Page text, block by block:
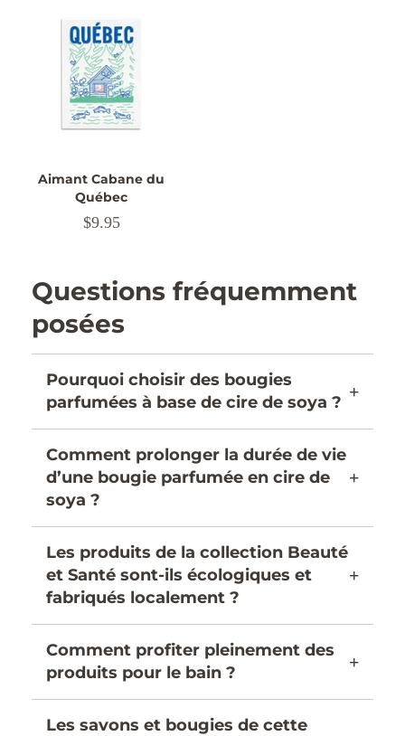
Aimant Cabane du
Québec
Prix
$9.95
Questions fréquemment
posées
Pourquoi choisir des bougies
parfumées à base de cire de soya ?
+
Comment prolonger la durée de vie
d’une bougie parfumée en cire de
soya ?
+
Les produits de la collection Beauté
et Santé sont-ils écologiques et
fabriqués localement ?
+
Comment profiter pleinement des
produits pour le bain ?
+
Les savons et bougies de cette